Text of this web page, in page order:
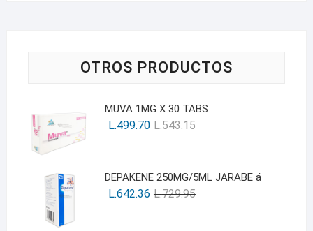
OTROS PRODUCTOS
MUVA 1MG X 30 TABS
L.543.15
L.499.70
DEPAKENE 250MG/5ML JARABE á
L.729.95
L.642.36